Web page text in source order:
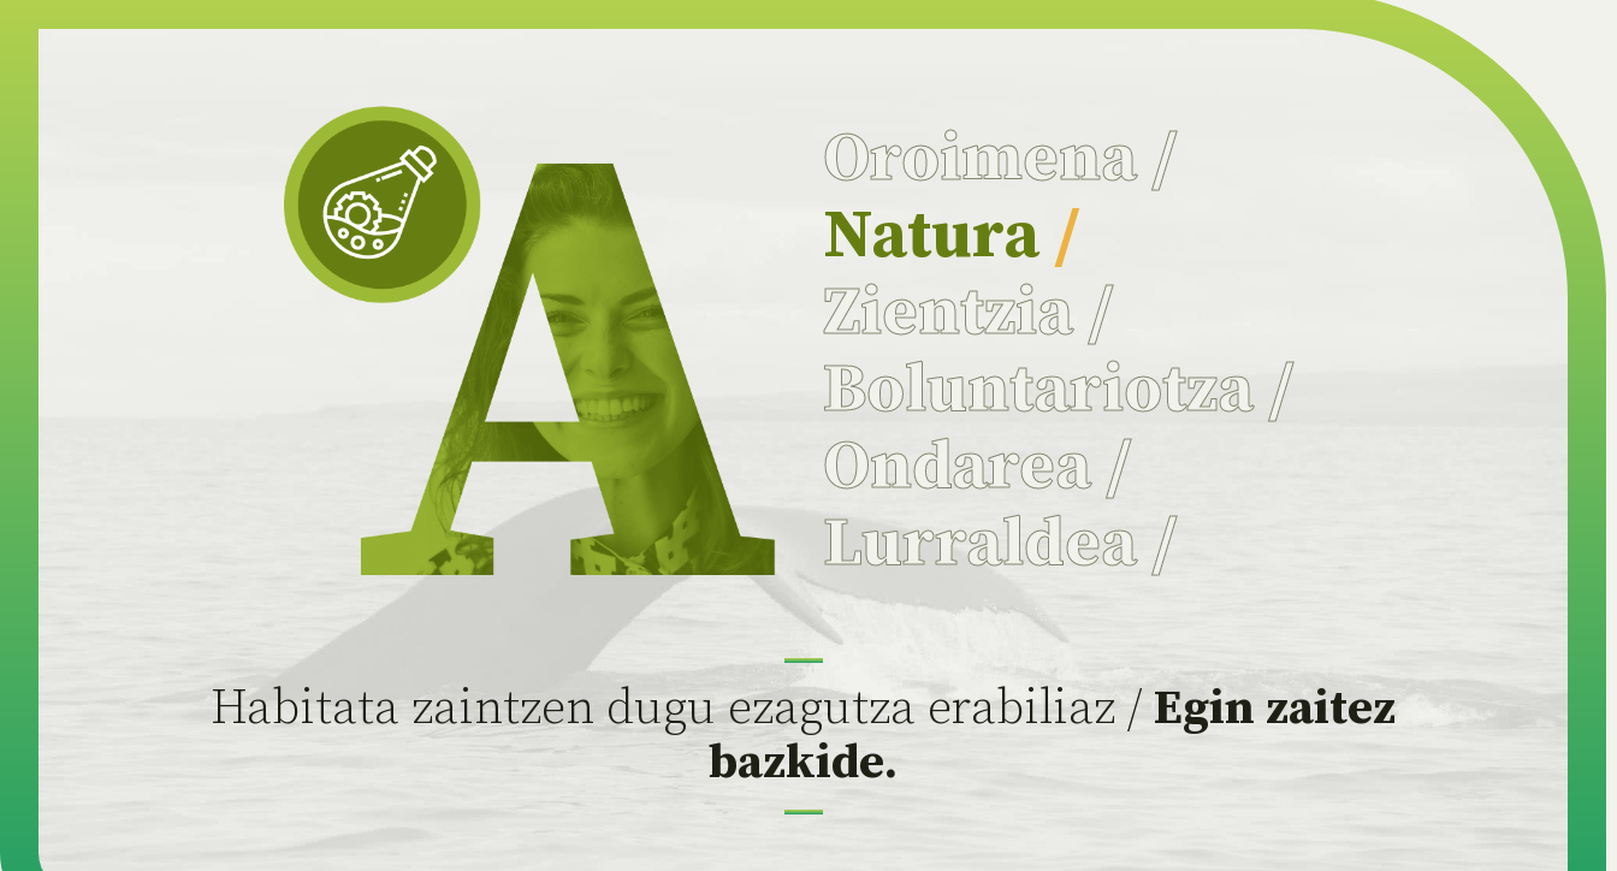
Oroimena/
Natura/
Zientzia/
Boluntariotza/
Ondarea/
Lurraldea/
Habitata zaintzen dugu ezagutza erabiliaz / Egin zaitez
bazkide.